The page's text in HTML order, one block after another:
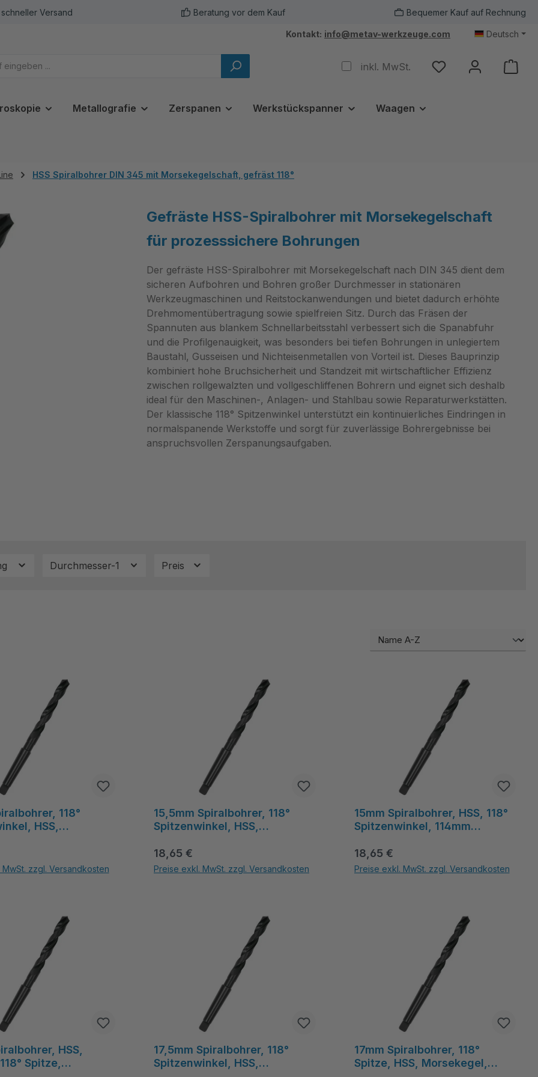
schneller Versand Beratung vor dem Kauf Bequemer Kauf auf Rechnung
Kontakt: info@metav-werkzeuge.com Deutsch
inkl. MwSt.
Metallografie Zerspanen Werkstückspanner Waagen
HSS Spiralbohrer DIN 345 mit Morsekegelschaft, gefräst 118°
Gefräste HSS-Spiralbohrer mit Morsekegelschaft
für prozesssichere Bohrungen
Der gefräste HSS-Spiralbohrer mit Morsekegelschaft nach DIN 345 dient dem
sicheren Aufbohren und Bohren großer Durchmesser in stationären
Werkzeugmaschinen und Reitstockanwendungen und bietet dadurch erhöhte
Drehmomentübertragung sowie spielfreien Sitz. Durch das Fräsen der
Spannuten aus blankem Schnellarbeitsstahl verbessert sich die Spanabfuhr
und die Profilgenauigkeit, was besonders bei tiefen Bohrungen in unlegiertem
Baustahl, Gusseisen und Nichteisenmetallen von Vorteil ist. Dieses Bauprinzip
kombiniert hohe Bruchsicherheit und Standzeit mit wirtschaftlicher Effizienz
zwischen rollgewalzten und vollgeschliffenen Bohrern und eignet sich deshalb
ideal für den Maschinen-, Anlagen- und Stahlbau sowie Reparaturwerkstätten.
Der klassische 118° Spitzenwinkel unterstützt ein kontinuierliches Eindringen in
normalspanende Werkstoffe und sorgt für zuverlässige Bohrergebnisse bei
anspruchsvollen Zerspanungsaufgaben.
Durchmesser-1 Preis
118°
HSS,
zzgl. Versandkosten
15,5mm Spiralbohrer, 118°
Spitzenwinkel, HSS,
Spirallänge, schwarz -
MetavCUT
Regulärer Preis:
18,65 €
Preise exkl. MwSt. zzgl. Versandkosten
15mm Spiralbohrer, HSS, 118°
Spitzenwinkel, 114mm
Schaft, gefräst, schwarz –
MetavCUT
Regulärer Preis:
18,65 €
Preise exkl. MwSt. zzgl. Versandkosten
HSS,
Spitze,
17,5mm Spiralbohrer, 118°
Spitzenwinkel, HSS,
17mm Spiralbohrer, 118°
Spitze, HSS, Morsekegel,